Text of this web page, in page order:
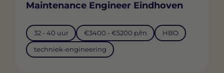
Maintenance Engineer Eindhoven
32 - 40 uur €3400 - €5200 p/m HBO
techniek-engineering